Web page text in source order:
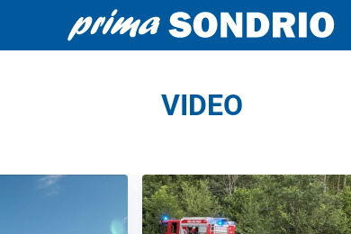
VIDEO